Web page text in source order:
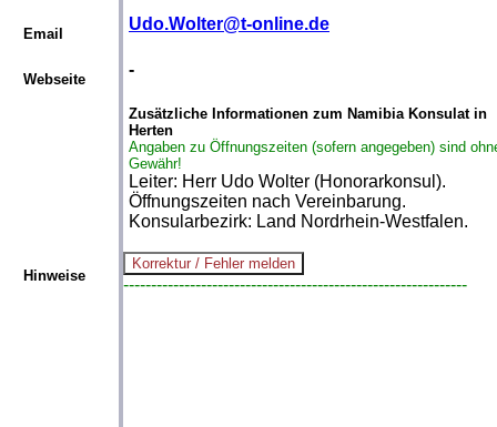
Email
Udo.Wolter@t-online.de
Webseite
-
Hinweise
Zusätzliche Informationen zum Namibia Konsulat in
Herten
Angaben zu Öffnungszeiten (sofern angegeben) sind
Gewähr!
Leiter: Herr Udo Wolter (Honorarkonsul).
Öffnungszeiten nach Vereinbarung.
Konsularbezirk: Land Nordrhein-Westfalen.
--------------------------------------------------------------